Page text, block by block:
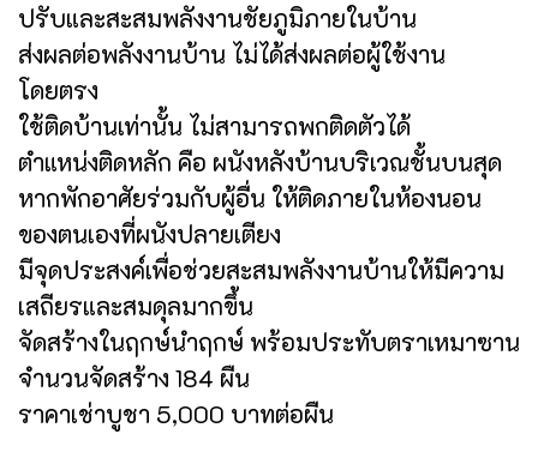
ปรับและสะสมพลังงานชัยภูมิภายในบ้าน
ส่งผลต่อพลังงานบ้าน ไม่ได้ส่งผลต่อผู้ใช้งาน
โดยตรง
ใช้ติดบ้านเท่านั้น ไม่สามารถพกติดตัวได้
ตำแหน่งติดหลัก คือ ผนังหลังบ้านบริเวณชั้นบนสุด
หากพักอาศัยร่วมกับผู้อื่น ให้ติดภายในห้องนอน
ของตนเองที่ผนังปลายเตียง
มีจุดประสงค์เพื่อช่วยสะสมพลังงานบ้านให้มีความ
เสถียรและสมดุลมากขึ้น
จัดสร้างในฤกษ์นำฤกษ์ พร้อมประทับตราเหมาซาน
จำนวนจัดสร้าง 184 ผืน
ราคาเช่าบูชา 5,000 บาทต่อผืน